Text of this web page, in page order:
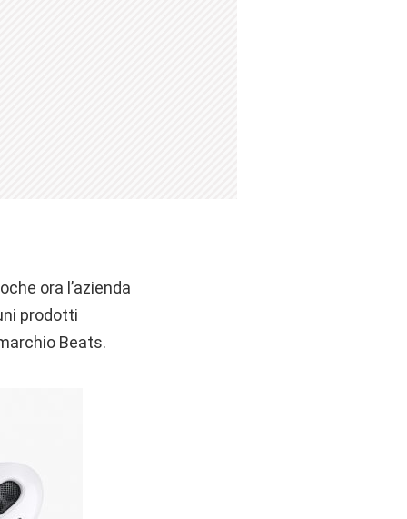
ora l’azienda
prodotti
Beats.